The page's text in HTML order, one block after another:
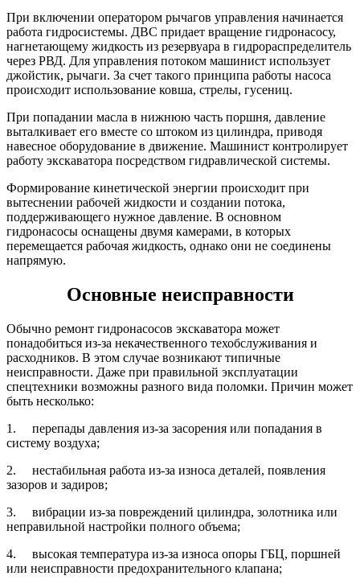
При включении оператором рычагов управления начинается
работа гидросистемы. ДВС придает вращение гидронасосу,
нагнетающему жидкость из резервуара в гидрораспределитель
через РВД. Для управления потоком машинист использует
джойстик, рычаги. За счет такого принципа работы насоса
происходит использование ковша, стрелы, гусениц.
При попадании масла в нижнюю часть поршня, давление
выталкивает его вместе со штоком из цилиндра, приводя
навесное оборудование в движение. Машинист контролирует
работу экскаватора посредством гидравлической системы.
Формирование кинетической энергии происходит при
вытеснении рабочей жидкости и создании потока,
поддерживающего нужное давление. В основном
гидронасосы оснащены двумя камерами, в которых
перемещается рабочая жидкость, однако они не соединены
напрямую.
Основные неисправности
Обычно ремонт гидронасосов экскаватора может
понадобиться из-за некачественного техобслуживания и
расходников. В этом случае возникают типичные
неисправности. Даже при правильной эксплуатации
спецтехники возможны разного вида поломки. Причин может
быть несколько:
1. перепады давления из-за засорения или попадания в
систему воздуха;
2. нестабильная работа из-за износа деталей, появления
зазоров и задиров;
3. вибрации из-за повреждений цилиндра, золотника или
неправильной настройки полного объема;
4. высокая температура из-за износа опоры ГБЦ, поршней
или неисправности предохранительного клапана;